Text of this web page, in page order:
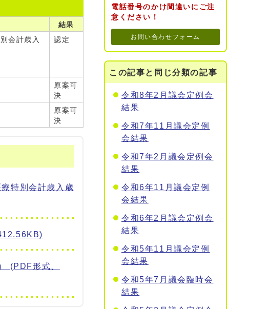
結果
会計歳入
認定
原案可
決
原案可
決
特別会計歳入歳
(PDF形式、
電話番号のかけ間違いにご注
意ください！
お問い合わせフォーム
この記事と同じ分類の記事
令和8年2月議会定例会
結果
令和7年11月議会定例
会結果
令和7年2月議会定例会
結果
令和6年11月議会定例
会結果
令和6年2月議会定例会
結果
令和5年11月議会定例
会結果
令和5年7月議会臨時会
結果